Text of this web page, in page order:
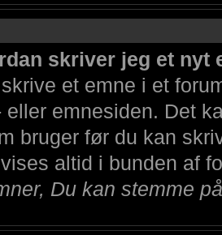
skriver jeg et nyt
et emne i et
eller emnesiden. Det
bruger før du kan
altid i bunden af
Du kan stemme